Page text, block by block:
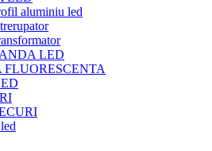
aluminiu led
LED
FLUORESCENTA